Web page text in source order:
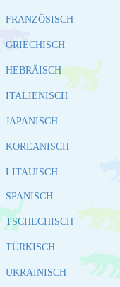
FRANZÖSISCH
GRIECHISCH
HEBRÄISCH
ITALIENISCH
JAPANISCH
KOREANISCH
LITAUISCH
SPANISCH
TSCHECHISCH
TÜRKISCH
UKRAINISCH